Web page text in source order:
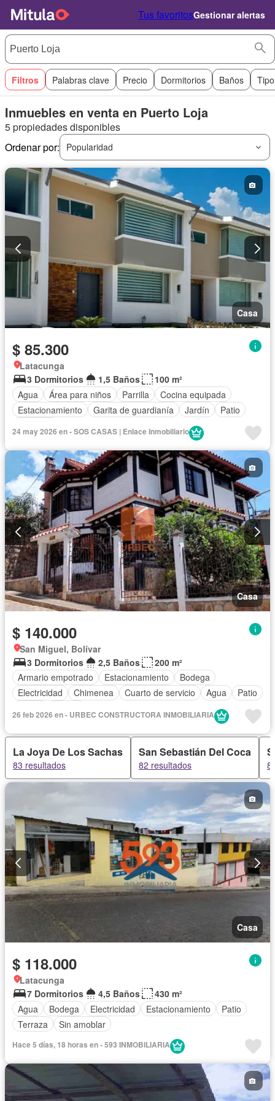
Tus favoritosGestionar alertas
Filtros Palabras clave Precio Dormitorios Baños
Inmuebles en venta en Puerto Loja
5 propiedades disponibles
Ordenar por:
Popularidad
Casa
$ 85.300
Latacunga
3 Dormitorios
1,5 Baños
100 m²
Agua
Área para niños Parrilla
Cocina equipada
Estacionamiento
Garita de guardianía Jardín
Patio
24 may 2026 en - SOS CASAS | Enlace Inmobiliario
Casa
$ 140.000
San Miguel, Bolívar
3 Dormitorios
2,5 Baños
200 m²
Armario empotrado
Estacionamiento
Bodega
Electricidad
Chimenea Cuarto de servicio Agua
Patio
26 feb 2026 en - URBEC CONSTRUCTORA INMOBILIARIA
La Joya De Los Sachas
83 resultados
San Sebastián Del Coca
82 resultados
Casa
$ 118.000
Latacunga
7 Dormitorios
4,5 Baños
430 m²
Agua
Bodega Electricidad Estacionamiento
Patio
Terraza
Sin amoblar
Hace 5 días, 18 horas en - 593 INMOBILIARIA